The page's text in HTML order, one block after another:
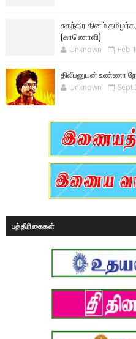
சுதந்திர தினம்
(காணொளி)
Unknown Feb
திலீபனுடன் உண்ணா
Unknown Sept
பத்திரிகைகள்